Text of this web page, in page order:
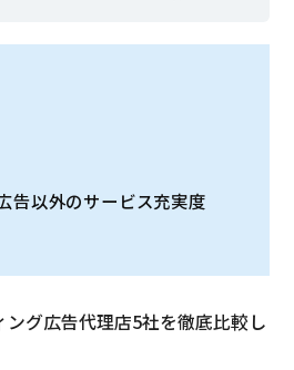
告以外のサービス充実度
ング広告代理店5社を徹底比較し